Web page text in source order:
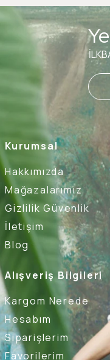
Kurumsal
Hakkımızda
Mağazalarımız
Gizlilik Güvenlik
İletişim
Blog
Alışveriş Bilgileri
Kargom Nerede
Hesabım
Siparişlerim
Favorilerim